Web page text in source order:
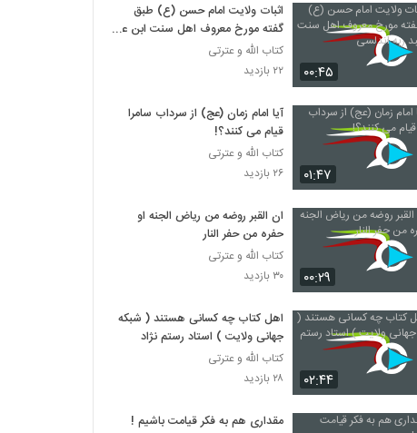
۰۰:۴۵
اثبات ولایت امام حسن (ع) طبق
گفته مورخ معروف اهل سنت ابن عبد
ربه اندلسی
کتاب الله و عترتی
۲۲ بازدید
۰۱:۴۷
آیا امام زمان (عج) از سرداب سامرا
قیام می کنند؟!
کتاب الله و عترتی
۲۶ بازدید
۰۰:۲۹
ان القبر روضه من ریاض الجنه او
حفره من حفر النار
کتاب الله و عترتی
۳۰ بازدید
۰۲:۴۴
اهل کتاب چه کسانی هستند ( شبکه
جهانی ولایت ) استاد رستم نژاد
کتاب الله و عترتی
۲۸ بازدید
مقداری هم به فکر قیامت باشیم !